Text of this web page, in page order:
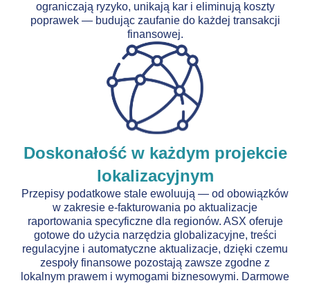
ograniczają ryzyko, unikają kar i eliminują koszty
poprawek — budując zaufanie do każdej transakcji
finansowej.
Doskonałość w każdym projekcie
lokalizacyjnym
Przepisy podatkowe stale ewoluują — od obowiązków
w zakresie e-fakturowania po aktualizacje
raportowania specyficzne dla regionów. ASX oferuje
gotowe do użycia narzędzia globalizacyjne, treści
regulacyjne i automatyczne aktualizacje, dzięki czemu
zespoły finansowe pozostają zawsze zgodne z
lokalnym prawem i wymogami biznesowymi. Darmowe